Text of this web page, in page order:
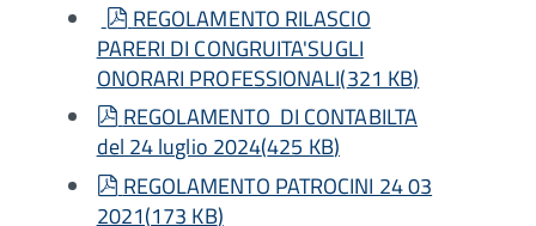
pdf
REGOLAMENTO RILASCIO
PARERI DI CONGRUITA'SUGLI
ONORARI PROFESSIONALI(321 KB)
pdf
REGOLAMENTO DI CONTABILTA
del 24 luglio 2024(425 KB)
pdf
REGOLAMENTO PATROCINI 24 03
2021(173 KB)